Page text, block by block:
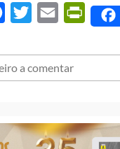
Facebook
Twitter Email
a comentar